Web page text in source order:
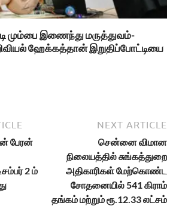
மும்பை இணைந்து மருத்துவம்-
ஹேக்கத்தான் இறுதிப்போட்டியை
பேரன்
2 ம்
NEXT ARTICLE
சென்னை விமான
நிலையத்தில் சுங்கத்துறை
அதிகாரிகள் மேற்கொண்ட
சோதனையில் 541 கிராம்
தங்கம் மற்றும் ரூ.12.33 லட்சம்